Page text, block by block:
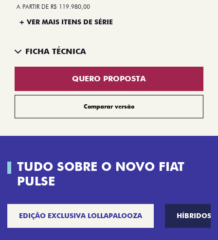
A PARTIR DE R$ 119.980,00
+ VER MAIS ITENS DE SÉRIE
FICHA TÉCNICA
QUERO PROPOSTA
Comparar versão
TUDO SOBRE O NOVO FIAT
PULSE
EDIÇÃO EXCLUSIVA LOLLAPALOOZA HÍBRIDOS